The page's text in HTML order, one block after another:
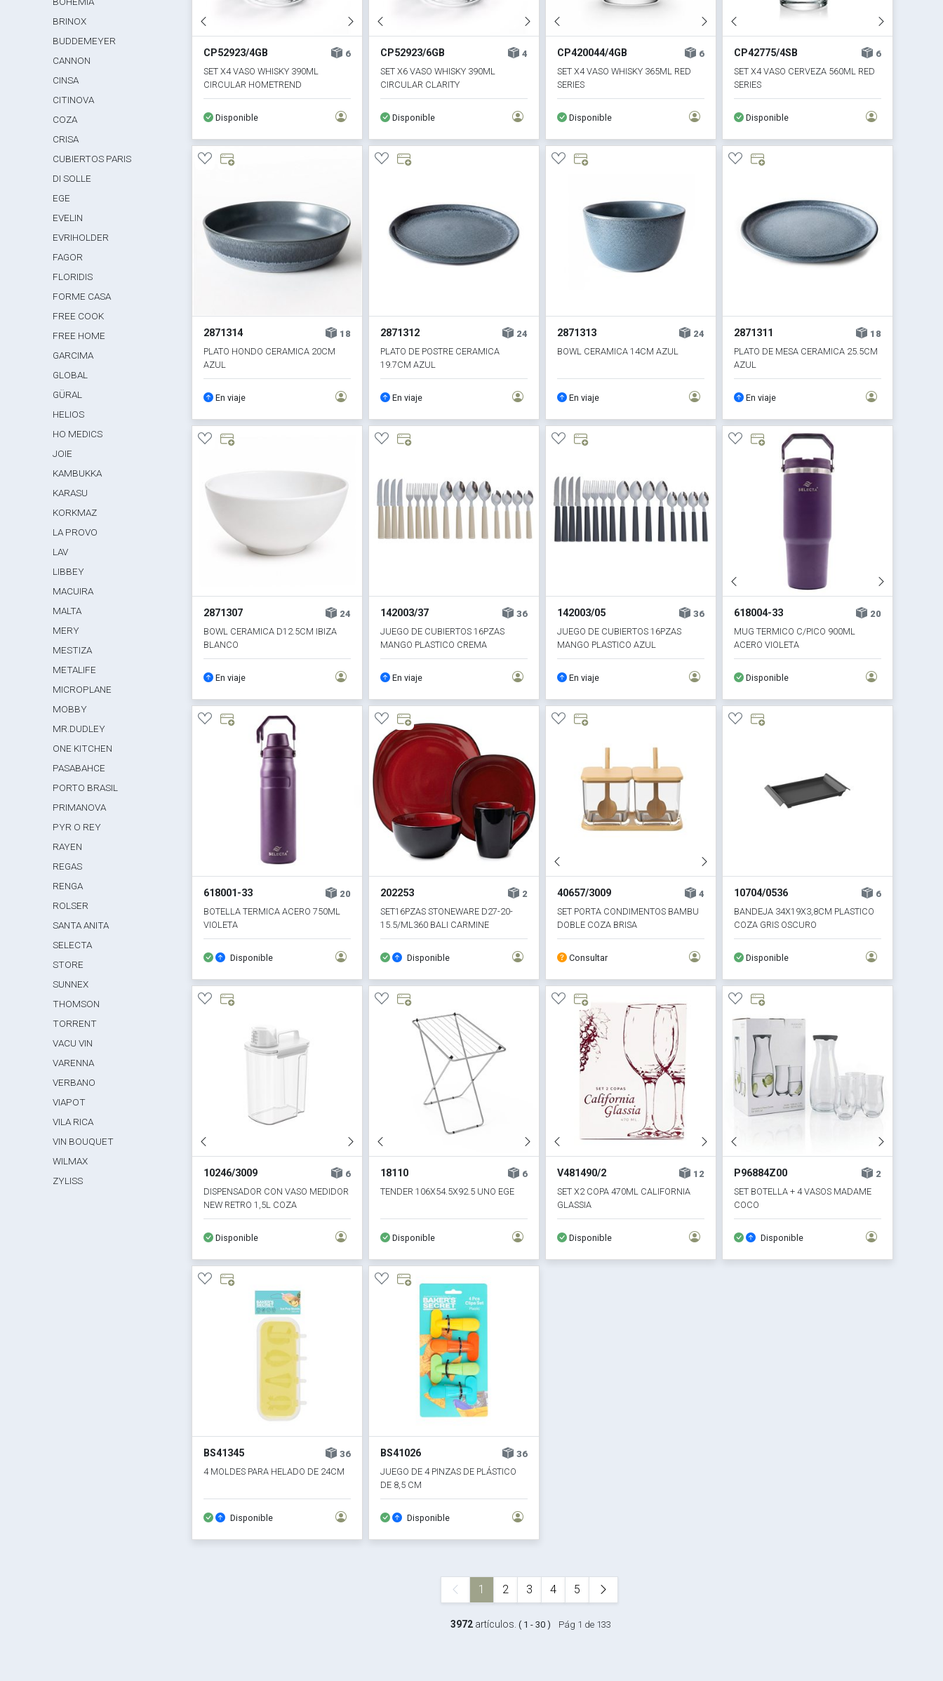
BRINOX
BUDDEMEYER
CANNON
CINSA
CITINOVA
COZA
CRISA
CUBIERTOS PARIS
DI SOLLE
EGE
EVELIN
EVRIHOLDER
FAGOR
FLORIDIS
FORME CASA
FREE COOK
FREE HOME
GARCIMA
GLOBAL
GÜRAL
HELIOS
HO MEDICS
JOIE
KAMBUKKA
KARASU
KORKMAZ
LA PROVO
LAV
LIBBEY
MACUIRA
MALTA
MERY
MESTIZA
METALIFE
MICROPLANE
MOBBY
MR.DUDLEY
ONE KITCHEN
PASABAHCE
PORTO BRASIL
PRIMANOVA
PYR O REY
RAYEN
REGAS
RENGA
ROLSER
SANTA ANITA
SELECTA
STORE
SUNNEX
THOMSON
TORRENT
VACU VIN
VARENNA
VERBANO
VIAPOT
VILA RICA
VIN BOUQUET
WILMAX
ZYLISS
CP52923/4GB
6
SET X4 VASO WHISKY 390ML
CIRCULAR HOMETREND
Disponible
CP52923/6GB
4
SET X6 VASO WHISKY 390ML
CIRCULAR CLARITY
Disponible
CP420044/4GB
6
SET X4 VASO WHISKY 365ML RED
SERIES
Disponible
CP42775/4SB
6
SET X4 VASO CERVEZA 560ML RED
SERIES
Disponible
2871314
18
PLATO HONDO CERAMICA 20CM
AZUL
En viaje
2871312
24
PLATO DE POSTRE CERAMICA
19.7CM AZUL
En viaje
2871313
24
BOWL CERAMICA 14CM AZUL
En viaje
2871311
18
PLATO DE MESA CERAMICA 25.5CM
AZUL
En viaje
2871307
24
BOWL CERAMICA D12.5CM IBIZA
BLANCO
En viaje
142003/37
36
JUEGO DE CUBIERTOS 16PZAS
MANGO PLASTICO CREMA
En viaje
142003/05
36
JUEGO DE CUBIERTOS 16PZAS
MANGO PLASTICO AZUL
En viaje
618004-33
20
MUG TERMICO C/PICO 900ML
ACERO VIOLETA
Disponible
618001-33
20
BOTELLA TERMICA ACERO 750ML
VIOLETA
Disponible
202253
2
SET16PZAS STONEWARE D27-20-
15.5/ML360 BALI CARMINE
Disponible
40657/3009
4
SET PORTA CONDIMENTOS BAMBU
DOBLE COZA BRISA
Consultar
10704/0536
6
BANDEJA 34X19X3,8CM PLASTICO
COZA GRIS OSCURO
Disponible
10246/3009
6
DISPENSADOR CON VASO MEDIDOR
NEW RETRO 1,5L COZA
Disponible
18110
6
TENDER 106X54.5X92.5 UNO EGE
Disponible
V481490/2
12
SET X2 COPA 470ML CALIFORNIA
GLASSIA
Disponible
P96884Z00
2
SET BOTELLA + 4 VASOS MADAME
COCO
Disponible
BS41345
36
4 MOLDES PARA HELADO DE 24CM
Disponible
BS41026
36
JUEGO DE 4 PINZAS DE PLÁSTICO
DE 8,5 CM
Disponible
1 2 3 4 5
3972 artículos.( 1 - 30 ) Pág 1 de 133